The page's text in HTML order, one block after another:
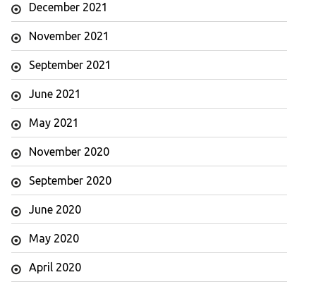
December 2021
November 2021
September 2021
June 2021
May 2021
November 2020
September 2020
June 2020
May 2020
April 2020